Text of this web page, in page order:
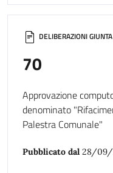
DELIBERAZIONI GIUNTA
70
Approvazione
denominato
Palestra Comunale"
Pubblicato dal 28/09/